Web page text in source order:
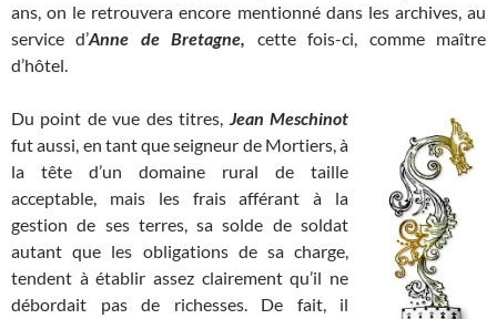
ans, on le retrouvera encore mentionné dans les archives, au
service d’Anne de Bretagne, cette fois-ci, comme maître
d’hôtel.
Du point de vue des titres, Jean Meschinot
fut aussi, en tant que seigneur de Mortiers, à
la tête d’un domaine rural de taille
acceptable, mais les frais afférant à la
gestion de ses terres, sa solde de soldat
autant que les obligations de sa charge,
tendent à établir assez clairement qu’il ne
débordait pas de richesses. De fait, il